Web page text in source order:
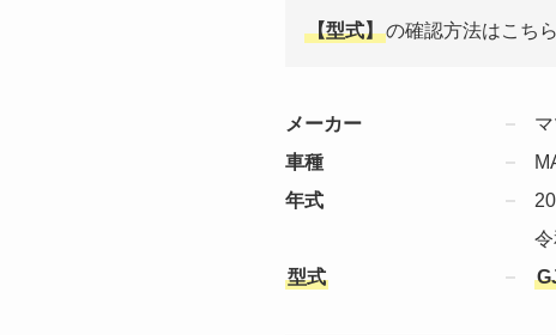
【型式】の確認方法はこち
メーカー
車種
年式
型式